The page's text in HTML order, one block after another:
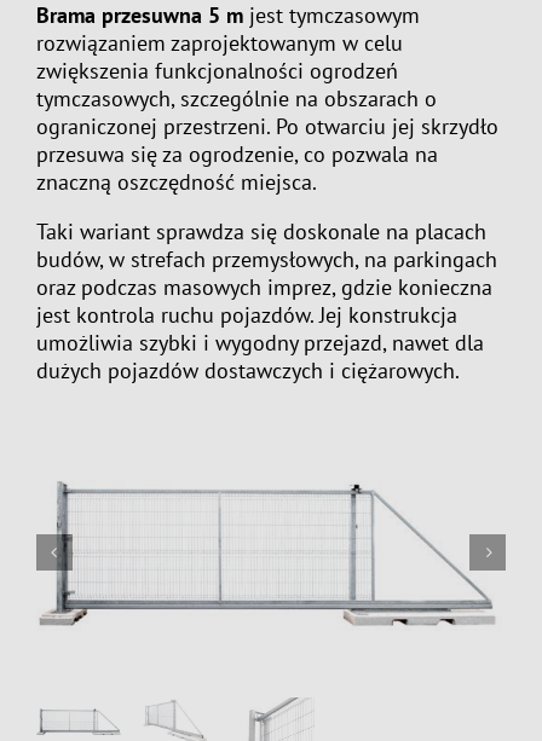
Brama przesuwna 5 m jest tymczasowym
rozwiązaniem zaprojektowanym w celu
zwiększenia funkcjonalności ogrodzeń
tymczasowych, szczególnie na obszarach o
ograniczonej przestrzeni. Po otwarciu jej skrzydło
przesuwa się za ogrodzenie, co pozwala na
znaczną oszczędność miejsca.
Taki wariant sprawdza się doskonale na placach
budów, w strefach przemysłowych, na parkingach
oraz podczas masowych imprez, gdzie konieczna
jest kontrola ruchu pojazdów. Jej konstrukcja
umożliwia szybki i wygodny przejazd, nawet dla
dużych pojazdów dostawczych i ciężarowych.
 